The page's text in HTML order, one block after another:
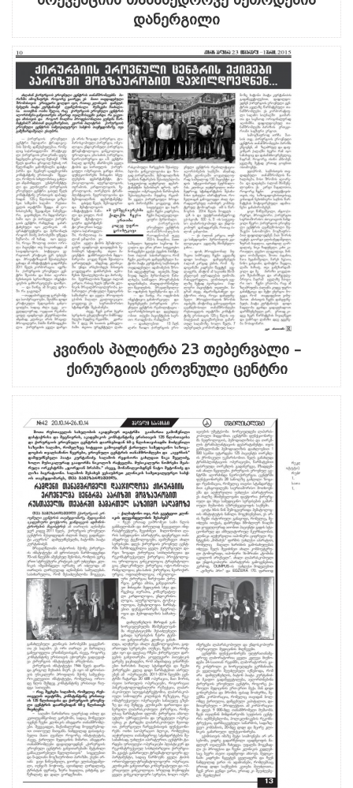
დანერგილი
კვირის პალიტრა 23 თებერვალი –
ქირურგიის ეროვნული ცენტრი